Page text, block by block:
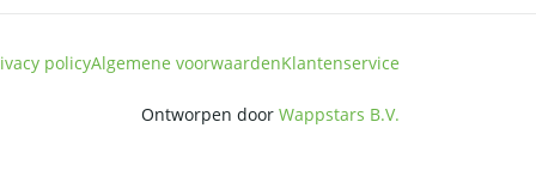
policyAlgemene voorwaardenKlantenservice
Ontworpen door Wappstars B.V.